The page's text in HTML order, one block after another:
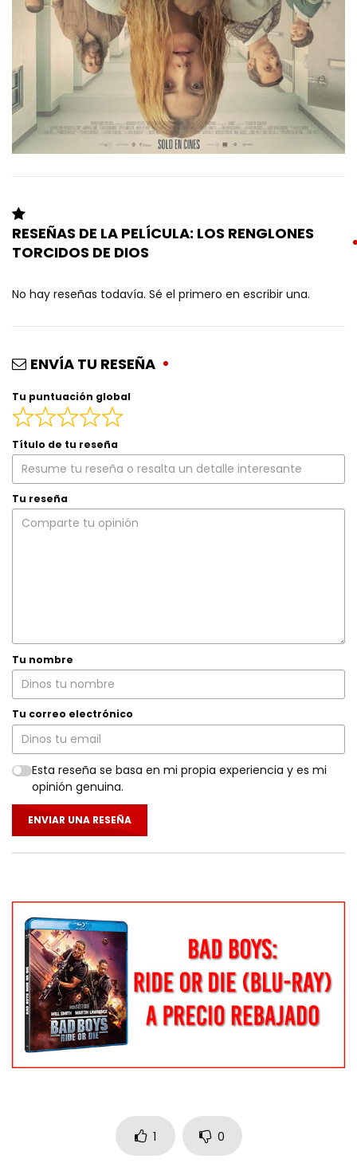
RESEÑAS DE LA PELÍCULA: LOS RENGLONES
TORCIDOS DE DIOS
No hay reseñas todavía. Sé el primero en escribir una.
ENVÍA TU RESEÑA
Tu puntuación global
Título de tu reseña
Tu reseña
Tu nombre
Tu correo electrónico
Esta reseña se basa en mi propia experiencia y es mi
opinión genuina.
ENVIAR UNA RESEÑA
1 0